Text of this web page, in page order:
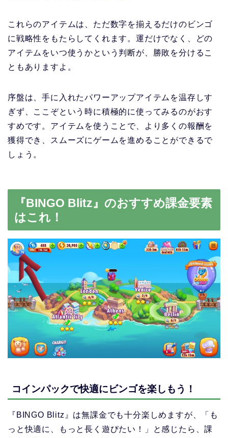
これらのアイテムは、ただ数字を揃えるだけのビンゴ
に戦略性をもたらしてくれます。運だけでなく、どの
アイテムをいつ使うかという判断が、勝敗を分けるこ
ともありますよ。
序盤は、手に入れたパワーアップアイテムを温存しす
ぎず、ここぞという時に積極的に使ってみるのがおす
すめです。アイテムを使うことで、より多くの報酬を
獲得でき、スムーズにゲームを進めることができるで
しょう。
『BINGO Blitz』のおすすめ課金要素
はこれ！
コインパックで快適にビンゴを楽しもう！
『BINGO Blitz』は無課金でも十分楽しめますが、「も
っと快適に、もっと長く遊びたい！」と感じたら、課